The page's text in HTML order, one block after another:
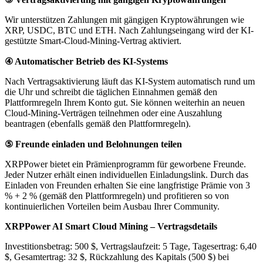
Wir unterstützen Zahlungen mit gängigen Kryptowährungen wie
XRP, USDC, BTC und ETH. Nach Zahlungseingang wird der KI-
gestützte Smart-Cloud-Mining-Vertrag aktiviert.
④ Automatischer Betrieb des KI-Systems
Nach Vertragsaktivierung läuft das KI-System automatisch rund um
die Uhr und schreibt die täglichen Einnahmen gemäß den
Plattformregeln Ihrem Konto gut. Sie können weiterhin an neuen
Cloud-Mining-Verträgen teilnehmen oder eine Auszahlung
beantragen (ebenfalls gemäß den Plattformregeln).
⑤ Freunde einladen und Belohnungen teilen
XRPPower bietet ein Prämienprogramm für geworbene Freunde.
Jeder Nutzer erhält einen individuellen Einladungslink. Durch das
Einladen von Freunden erhalten Sie eine langfristige Prämie von 3
% + 2 % (gemäß den Plattformregeln) und profitieren so von
kontinuierlichen Vorteilen beim Ausbau Ihrer Community.
XRPPower AI Smart Cloud Mining – Vertragsdetails
Investitionsbetrag: 500 $, Vertragslaufzeit: 5 Tage, Tagesertrag: 6,40
$, Gesamtertrag: 32 $, Rückzahlung des Kapitals (500 $) bei